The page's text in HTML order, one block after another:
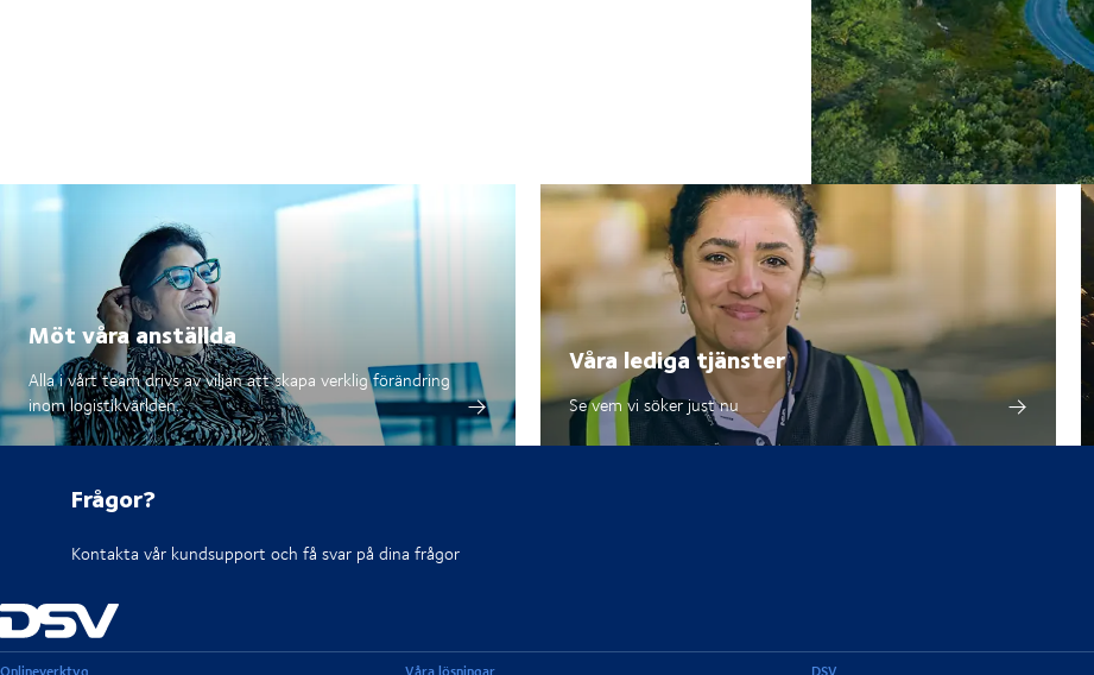
Möt våra anställda
Alla i vårt team drivs av viljan att skapa verklig förändring
inom logistikvärlden.
Våra lediga tjänster
Se vem vi söker just nu
Frågor?
Kontakta vår kundsupport och få svar på dina frågor
Onlineverktyg Våra lösningar DSV